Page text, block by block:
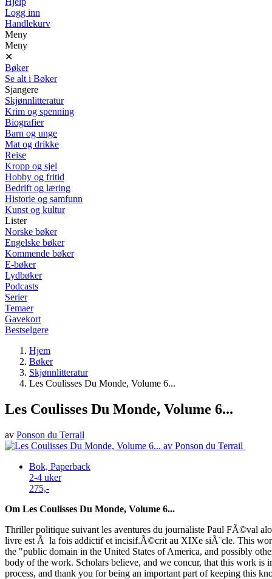
Logg inn
Handlekurv
Meny
Meny
✕
Bøker
Se alt i Bøker
Sjangere
Skjønnlitteratur
Krim og spenning
Biografier
Barn og unge
Mat og drikke
Reise
Kropp og sjel
Hobby og fritid
Bedrift og læring
Historie og samfunn
Kunst og kultur
Lister
Norske bøker
Engelske bøker
Kommende bøker
E-bøker
Lydbøker
Podcasts
Serier
Temaer
Gavekort
Bestselgere
Hjem
Bøker
Skjønnlitteratur
Les Coulisses Du Monde, Volume 6...
Les Coulisses Du Monde, Volume 6...
av Ponson du Terrail
Bok, Paperback
2-4 uker
275,-
Om Les Coulisses Du Monde, Volume 6...
Thriller politique suivant les aventures du journaliste Paul FÃ©val
livre est Ã la fois addictif et incisif.Ã©crit au XIXe siÃ¨cle. This
the "public domain in the United States of America, and possibly
body of the work. Scholars believe, and we concur, that this work is
process, and thank you for being an important part of keeping this